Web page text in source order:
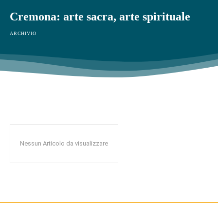
Cremona: arte sacra, arte spirituale
ARCHIVIO
Nessun Articolo da visualizzare